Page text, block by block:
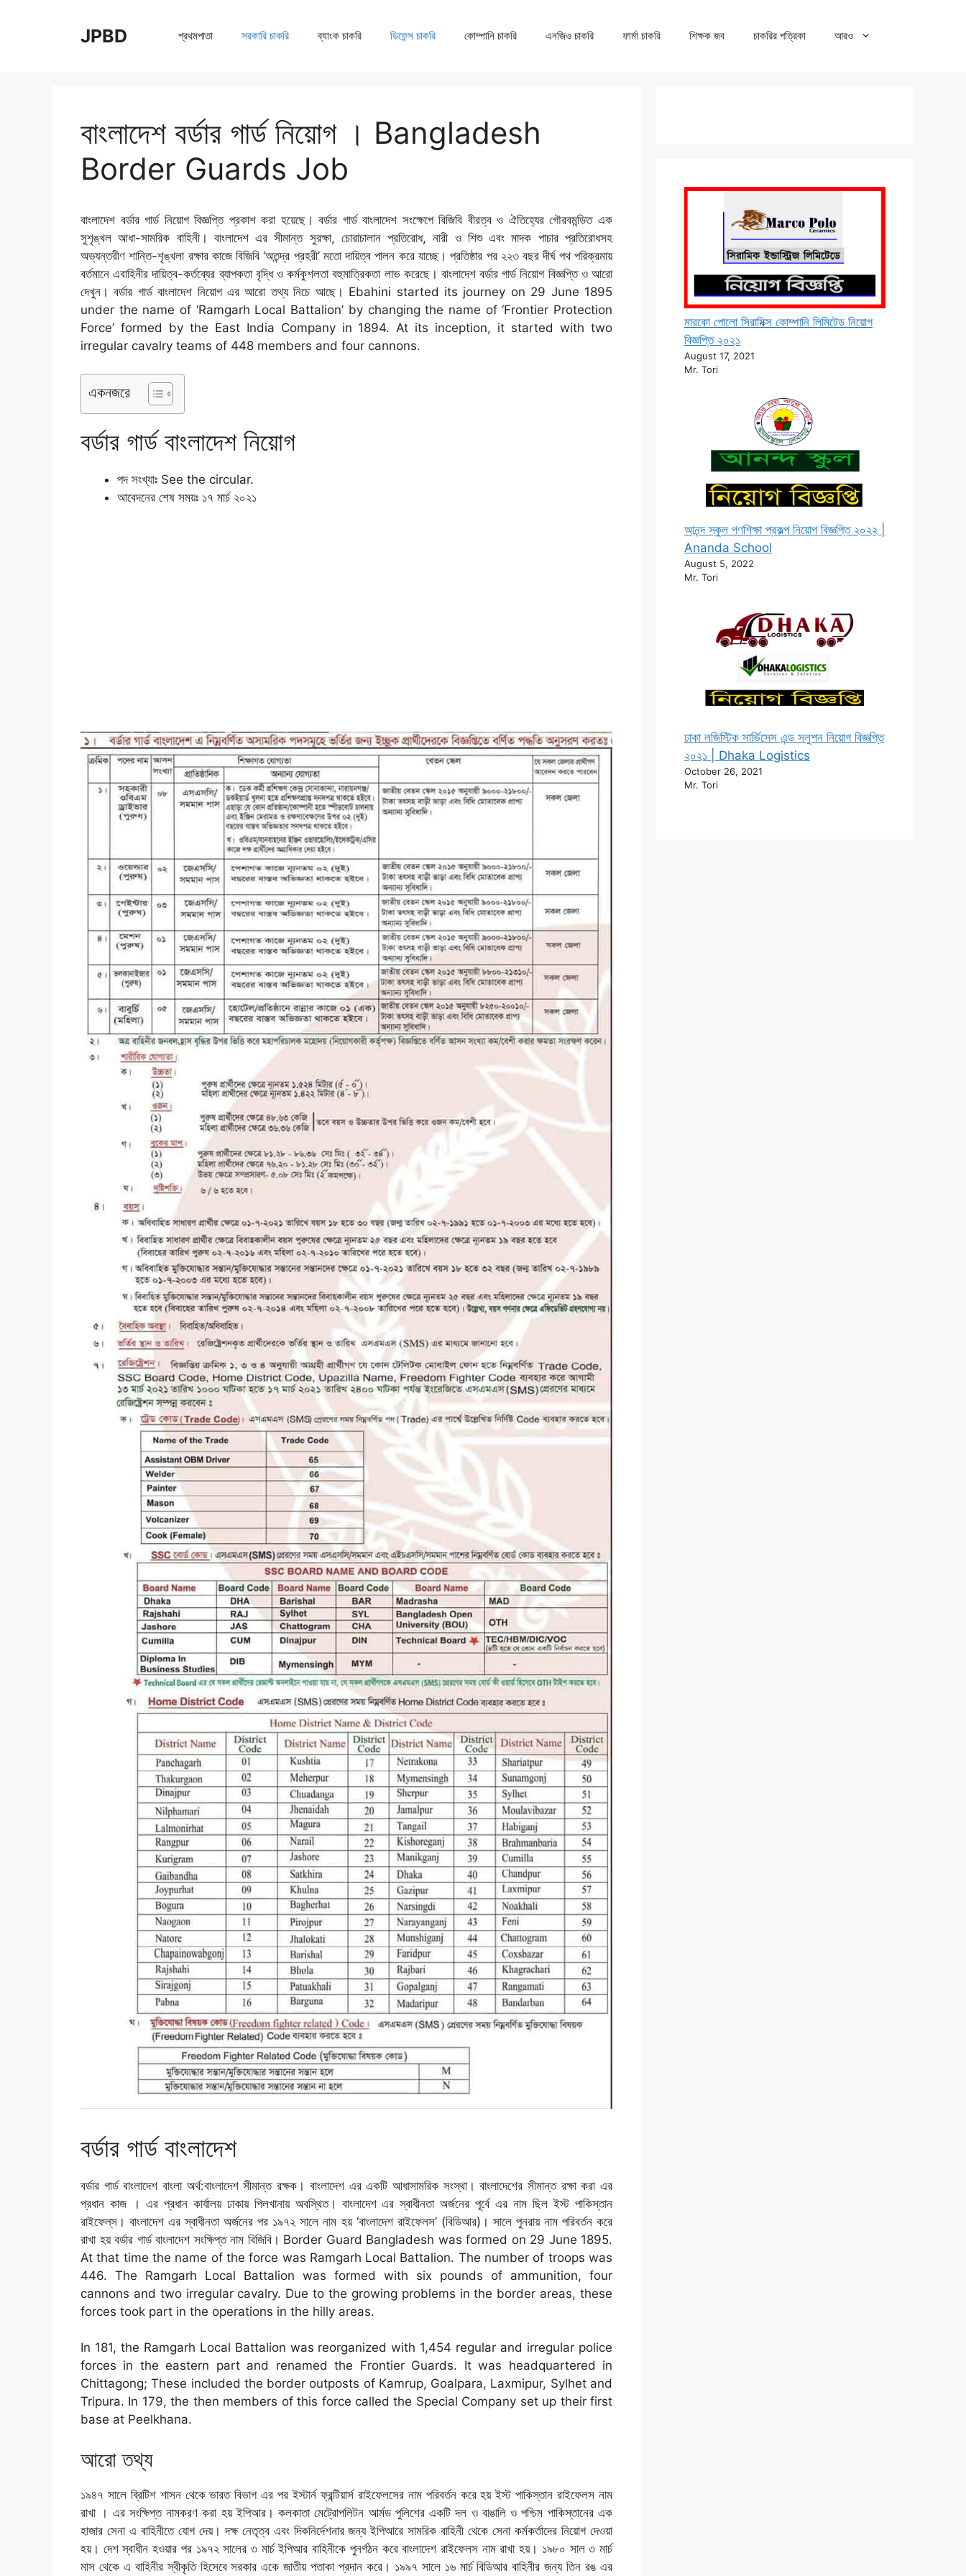
JPBD প্রথমপাতা সরকারি চাকরি ব্যাংক চাকরি ডিফেন্স চাকরি কোম্পানি চাকরি এনজিও চাকরি ফার্মা চাকরি শিক্ষক জব চাকরির পত্রিকা আরও
বাংলাদেশ বর্ডার গার্ড নিয়োগ । Bangladesh
Border Guards Job
বাংলাদেশ বর্ডার গার্ড নিয়োগ বিজ্ঞপ্তি প্রকাশ করা হয়েছে। বর্ডার গার্ড বাংলাদেশ সংক্ষেপে বিজিবি বীরত্ব ও ঐতিহ্যের গৌরবমন্ডিত এক
সুশৃঙ্খল আধা-সামরিক বাহিনী। বাংলাদেশ এর সীমান্ত সুরক্ষা, চোরাচালান প্রতিরোধ, নারী ও শিশু এবং মাদক পাচার প্রতিরোধসহ
অভ্যন্তরীণ শান্তি-শৃঙ্খলা রক্ষার কাজে বিজিবি ‘অতন্দ্র প্রহরী’ মতো দায়িত্ব পালন করে যাচ্ছে। প্রতিষ্ঠার পর ২২৩ বছর দীর্ঘ পথ পরিক্রমায়
বর্তমানে এবাহিনীর দায়িত্ব-কর্তব্যের ব্যাপকতা বৃদ্ধি ও কর্মকুশলতা বহুমাত্রিকতা লাভ করেছে। বাংলাদেশ বর্ডার গার্ড নিয়োগ বিজ্ঞপ্তি ও আরো
দেখুন। বর্ডার গার্ড বাংলাদেশ নিয়োগ এর আরো তথ্য নিচে আছে। Ebahini started its journey on 29 June 1895
under the name of ‘Ramgarh Local Battalion’ by changing the name of ‘Frontier Protection
Force’ formed by the East India Company in 1894. At its inception, it started with two
irregular cavalry teams of 448 members and four cannons.
একনজরে
বর্ডার গার্ড বাংলাদেশ নিয়োগ
পদ সংখ্যাঃ See the circular.
আবেদনের শেষ সময়ঃ ১৭ মার্চ ২০২১
বর্ডার গার্ড বাংলাদেশ
বর্ডার গার্ড বাংলাদেশ বাংলা অর্থ:বাংলাদেশ সীমান্ত রক্ষক। বাংলাদেশ এর একটি আধাসামরিক সংস্থা। বাংলাদেশের সীমান্ত রক্ষা করা এর
প্রধান কাজ । এর প্রধান কার্যালয় ঢাকায় পিলখানায় অবস্থিত। বাংলাদেশ এর স্বাধীনতা অর্জনের পূর্বে এর নাম ছিল ইস্ট পাকিস্তান
রাইফেল্‌স। বাংলাদেশ এর স্বাধীনতা অর্জনের পর ১৯৭২ সালে নাম হয় ‘বাংলাদেশ রাইফেলস’ (বিডিআর)। সালে পুনরায় নাম পরিবর্তন করে
রাখা হয় বর্ডার গার্ড বাংলাদেশ সংক্ষিপ্ত নাম বিজিবি। Border Guard Bangladesh was formed on 29 June 1895.
At that time the name of the force was Ramgarh Local Battalion. The number of troops was
446. The Ramgarh Local Battalion was formed with six pounds of ammunition, four
cannons and two irregular cavalry. Due to the growing problems in the border areas, these
forces took part in the operations in the hilly areas.
In 181, the Ramgarh Local Battalion was reorganized with 1,454 regular and irregular police
forces in the eastern part and renamed the Frontier Guards. It was headquartered in
Chittagong; These included the border outposts of Kamrup, Goalpara, Laxmipur, Sylhet and
Tripura. In 179, the then members of this force called the Special Company set up their first
base at Peelkhana.
আরো তথ্য
১৯৪৭ সালে ব্রিটিশ শাসন থেকে ভারত বিভাগ এর পর ইস্টার্ন ফ্রন্টিয়ার্স রাইফেলসের নাম পরিবর্তন করে হয় ইস্ট পাকিস্তান রাইফেলস নাম
রাখা । এর সংক্ষিপ্ত নামকরণ করা হয় ইপিআর। কলকাতা মেট্রোপলিটন আর্মড পুলিশের একটি দল ও বাঙালি ও পশ্চিম পাকিস্তানের এক
হাজার সেনা এ বাহিনীতে যোগ দেয়। দক্ষ নেতৃত্ব এবং দিকনির্দেশনার জন্য ইপিআরে সামরিক বাহিনী থেকে সেনা কর্মকর্তাদের নিয়োগ দেওয়া
হয়। দেশ স্বাধীন হওয়ার পর ১৯৭২ সালের ৩ মার্চ ইপিআর বাহিনীকে পুনর্গঠন করে বাংলাদেশ রাইফেলস নাম রাখা হয়। ১৯৮০ সাল ৩ মার্চ
মাস থেকে এ বাহিনীর স্বীকৃতি হিসেবে সরকার একে জাতীয় পতাকা প্রদান করে। ১৯৯৭ সালে ১৬ মার্চ বিডিআর বাহিনীর জন্য তিন রঙ এর
মারকো পোলো সিরামিক্স কোম্পানি লিমিটেড নিয়োগ
বিজ্ঞপ্তি ২০২১
August 17, 2021
Mr. Tori
আনন্দ স্কুল গণশিক্ষা প্রকল্প নিয়োগ বিজ্ঞপ্তি ২০২২ |
Ananda School
August 5, 2022
Mr. Tori
ঢাকা লজিস্টিক সার্ভিসেস এন্ড সলুশন নিয়োগ বিজ্ঞপ্তি
২০২১ | Dhaka Logistics
October 26, 2021
Mr. Tori